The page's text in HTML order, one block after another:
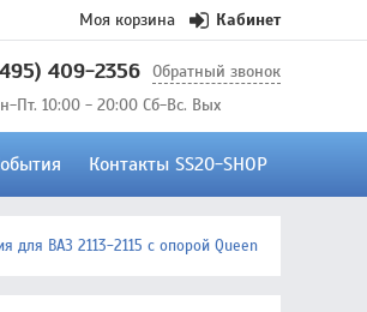
Моя корзина Кабинет
409-2356 Обратный звонок
Пт. 10:00 - 20:00 Сб-Вс. Вых
Контакты SS20-SHOP
для ВАЗ 2113-2115 с опорой Queen